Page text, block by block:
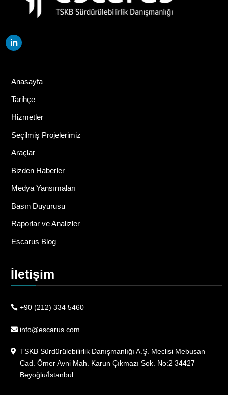
Anasayfa
Tarihçe
Hizmetler
Seçilmiş Projelerimiz
Araçlar
Bizden Haberler
Medya Yansımaları
Basın Duyurusu
Raporlar ve Analizler
Escarus Blog
İletişim
+90 (212) 334 5460
info@escarus.com
TSKB Sürdürülebilirlik Danışmanlığı A.Ş. Meclisi Mebusan
Cad. Ömer Avni Mah. Karun Çıkmazı Sok. No:2 34427
Beyoğlu/İstanbul